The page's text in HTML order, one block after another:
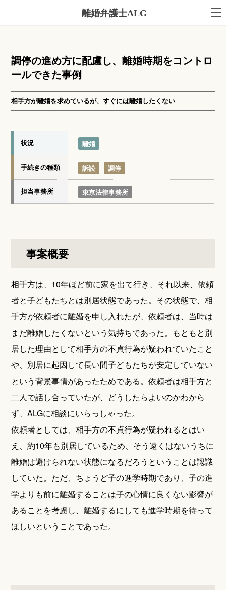
離婚弁護士ALG
調停の進め方に配慮し、離婚時期をコントロ
ールできた事例
相手方が離婚を求めているが、すぐには離婚したくない
状況 離婚
手続きの種類 訴訟 調停
担当事務所 東京法律事務所
事案概要
相手方は、10年ほど前に家を出て行き、それ以来、依頼
者と子どもたちとは別居状態であった。その状態で、相
手方が依頼者に離婚を申し入れたが、依頼者は、当時は
まだ離婚したくないという気持ちであった。もともと別
居した理由として相手方の不貞行為が疑われていたこと
や、別居に起因して長い間子どもたちが安定していない
という背景事情があったためである。依頼者は相手方と
二人で話し合っていたが、どうしたらよいのかわから
ず、ALGに相談にいらっしゃった。
依頼者としては、相手方の不貞行為が疑われるとはい
え、約10年も別居しているため、そう遠くはないうちに
離婚は避けられない状態になるだろうということは認識
していた。ただ、ちょうど子の進学時期であり、子の進
学よりも前に離婚することは子の心情に良くない影響が
あることを考慮し、離婚するにしても進学時期を待って
ほしいということであった。